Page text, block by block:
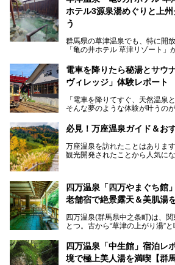
ホテル3源泉湯めぐりと上
う
群馬県の草津温泉でも、特に開
「亀の井ホテル 草津リゾート」
ロビーや客室が綺麗になって、
ッフェも人気！アクセスはシャ
温泉にある姉妹ホテルの「草津
今回はそんな「亀の井ホテル 草
───
提供元：アイコニア・ホスピタ
この記事は亀の井ホテル 草津リ
電車を降りたら秘湯とサウ
ヴィレッジ」体験レポート
「電車を降りてすぐ、天然温泉
そんな夢のような体験が叶うの
日帰り温泉の「水沼の湯」と宿
２つのエリアがあります。
今回は、その中でも特にユニー
魅力に焦点を当て、温泉好き、
必見！万座温泉ガイド＆お
万座温泉を訪れたことはありま
観光開発されたことから人気に
も多いかもしれません。
そこで筆者である私が実際に行
しみ方や周辺の観光地を解説し
また、日帰り入浴できる温泉か
すめの入浴施設もご紹介します！
四万温泉「四万やまぐち館
老舗宿で絶景露天＆美肌湯
四万温泉(群馬県中之条町)は、
とつ。古から“草津の上がり湯”
「四万やまぐち館」は、この地
り入浴も可能ですが、やはり宿
四万温泉「中生館」宿泊レ
境で極上美人湯を満喫【群馬